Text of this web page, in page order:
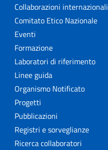
Collaborazioni internazionali
Comitato Etico Nazionale
Eventi
Formazione
Laboratori di riferimento
Linee guida
Organismo Notificato
Progetti
Pubblicazioni
Registri e sorveglianze
Ricerca collaboratori